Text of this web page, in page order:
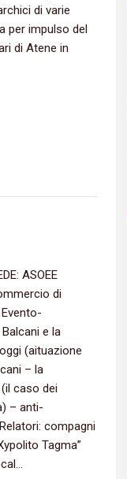
di varie
per impulso del
di Atene in
‬ASOEE‭
di
e la
(‬aituazione
– ‬la
caso dei
– ‬anti-
‬compagni
Tagma‭”